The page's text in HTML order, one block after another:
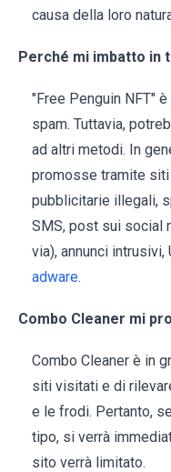
causa della loro
Perché mi imbatto in
"Free Penguin NFT"
spam. Tuttavia,
ad altri metodi. In
promosse tramite
pubblicitarie illegali,
SMS, post sui social
via), annunci
adware.
Combo Cleaner mi
Combo Cleaner è in
siti visitati e di
e le frodi. Pertanto,
tipo, si verrà
sito verrà limitato.